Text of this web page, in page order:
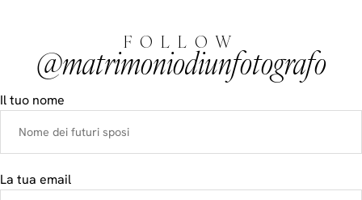
FOLLOW
@matrimoniodiunfotografo
Il tuo nome
La tua email